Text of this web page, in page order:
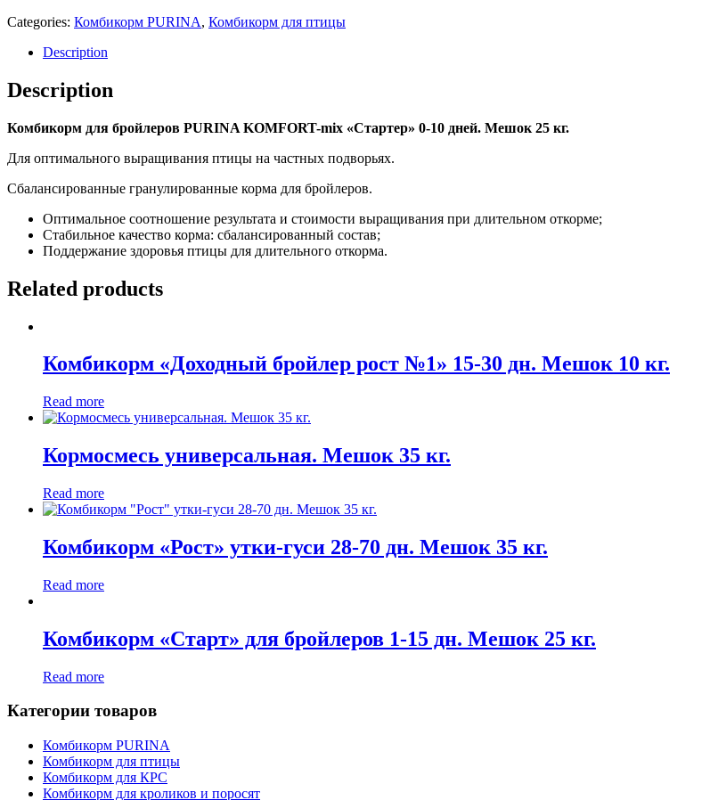
Categories: Комбикорм PURINA, Комбикорм для птицы
Description
Description
Комбикорм для бройлеров PURINA KOMFORT-mix «Стартер» 0-10 дней. Мешок 25 кг.
Для оптимального выращивания птицы на частных подворьях.
Сбалансированные гранулированные корма для бройлеров.
Оптимальное соотношение результата и стоимости выращивания при длительном откорме;
Стабильное качество корма: сбалансированный состав;
Поддержание здоровья птицы для длительного откорма.
Related products
Комбикорм «Доходный бройлер рост №1» 15-30 дн. Мешок 10 кг.
Read more
Кормосмесь универсальная. Мешок 35 кг.
Read more
Комбикорм «Рост» утки-гуси 28-70 дн. Мешок 35 кг.
Read more
Комбикорм «Старт» для бройлеров 1-15 дн. Мешок 25 кг.
Read more
Категории товаров
Комбикорм PURINA
Комбикорм для птицы
Комбикорм для КРС
Комбикорм для кроликов и поросят